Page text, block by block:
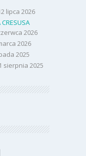
lipca 2026
CRESUSA
2026
2026
2025
1 sierpnia 2025